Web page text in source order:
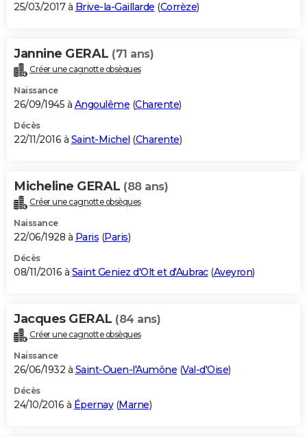
25/03/2017 à Brive-la-Gaillarde (Corrèze)
Jannine GERAL (71 ans)
Créer une cagnotte obsèques
Naissance
26/09/1945 à Angoulême (Charente)
Décès
22/11/2016 à Saint-Michel (Charente)
Micheline GERAL (88 ans)
Créer une cagnotte obsèques
Naissance
22/06/1928 à Paris (Paris)
Décès
08/11/2016 à Saint Geniez d'Olt et d'Aubrac(Aveyron)
Jacques GERAL (84 ans)
Créer une cagnotte obsèques
Naissance
26/06/1932 à Saint-Ouen-l'Aumône (Val-d'Oise)
Décès
24/10/2016 à Épernay(Marne)